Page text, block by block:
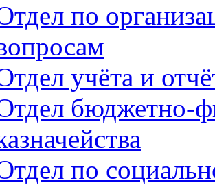
по
учёта и
бюджетно-
по